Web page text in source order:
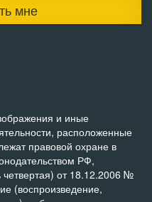
мне
и иные
расположенные
правовой охране в
РФ,
от 18.12.2006 №
(воспроизведение,